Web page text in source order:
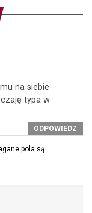
na siebie
typa w
ODPOWIEDZ
pola są